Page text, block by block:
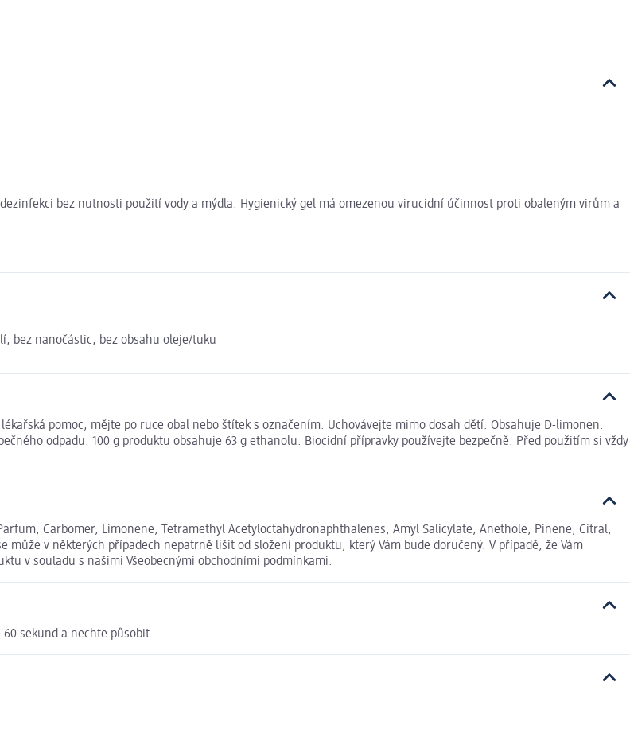
bez nutnosti použití vody a mýdla. Hygienický gel má omezenou virucidní účinnost proti obaleným virům a
bez nanočástic, bez obsahu oleje/tuku
pomoc, mějte po ruce obal nebo štítek s označením. Uchovávejte mimo dosah dětí. Obsahuje D-limonen.
odpadu. 100 g produktu obsahuje 63 g ethanolu. Biocidní přípravky používejte bezpečně. Před použitím si vždy
Carbomer, Limonene, Tetramethyl Acetyloctahydronaphthalenes, Amyl Salicylate, Anethole, Pinene, Citral,
v některých případech nepatrně lišit od složení produktu, který Vám bude doručený. V případě, že Vám
v souladu s našimi Všeobecnými obchodními podmínkami.
sekund a nechte působit.